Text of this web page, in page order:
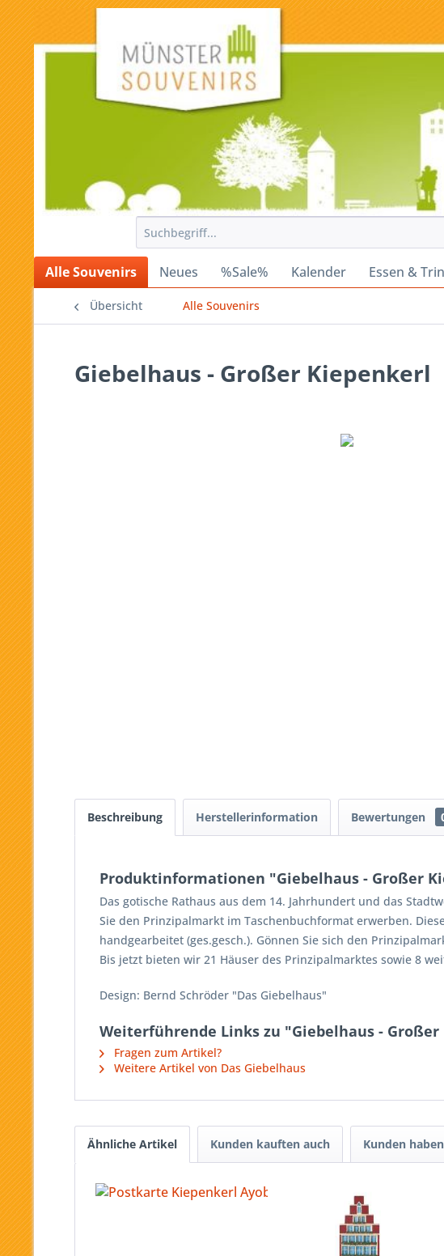
Alle Souvenirs Neues %Sale% Kalender Essen &
Übersicht Alle Souvenirs
Giebelhaus - Großer Kiepenkerl
Beschreibung Herstellerinformation Bewertungen
Produktinformationen "Giebelhaus - Großer
Das gotische Rathaus aus dem 14. Jahrhundert und das
Sie den Prinzipalmarkt im Taschenbuchformat erwerben.
handgearbeitet (ges.gesch.). Gönnen Sie sich den
Bis jetzt bieten wir 21 Häuser des Prinzipalmarktes sowie 8
Design: Bernd Schröder "Das Giebelhaus"
Weiterführende Links zu "Giebelhaus -
Fragen zum Artikel?
Weitere Artikel von Das Giebelhaus
Ähnliche Artikel Kunden kauften auch Kunden